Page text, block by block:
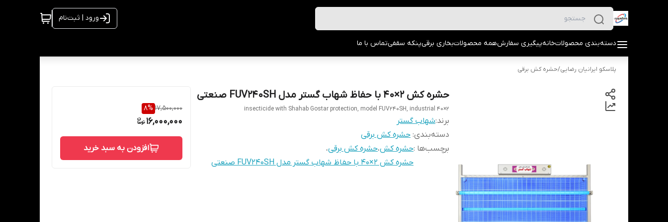
ورود | ثبت‌نام
دسته‌بندی محصولاتخانهپیگیری سفارشهمه محصولاتبخاری برقیپنکه سقفیتماس با ما
پلاسکو ایرانیان رضایی/حشره کش برقی
حشره کش 2×40 با حفاظ شهاب گستر مدل FUV240SH صنعتی
2×40 insecticide with Shahab Gostar protection, model FUV240SH, industrial
برند:شهاب گستر
دسته‌بندی: حشره کش برقی
برچسب‌ها :حشره کش،حشره کش برقی،
حشره کش 2×40 با حفاظ شهاب گستر مدل FUV240SH صنعتی
17,500,000
8%
16,000,000
افزودن به سبد خرید